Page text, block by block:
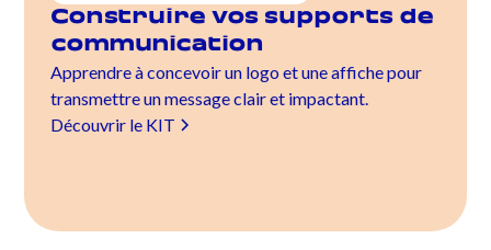
Construire vos supports de
communication
Apprendre à concevoir un logo et une affiche pour
transmettre un message clair et impactant.
Découvrir le KIT